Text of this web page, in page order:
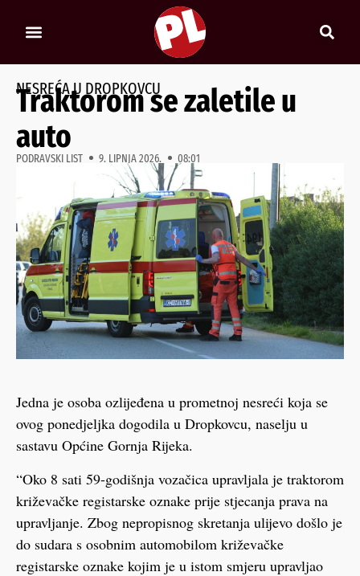
NESREĆA U DROPKOVCU
Traktorom se zaletile u
auto
PODRAVSKI LIST 9. LIPNJA 2026. 08:01
Jedna je osoba ozlijeđena u prometnoj nesreći koja se
ovog ponedjeljka dogodila u Dropkovcu, naselju u
sastavu Općine Gornja Rijeka.
“Oko 8 sati 59-godišnja vozačica upravljala je traktorom
križevačke registarske oznake prije stjecanja prava na
upravljanje. Zbog nepropisnog skretanja ulijevo došlo je
do sudara s osobnim automobilom križevačke
registarske oznake kojim je u istom smjeru upravljao